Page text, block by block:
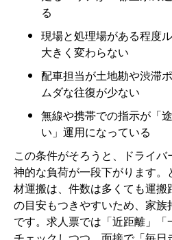
る
現場と処理場がある程度
大きく変わらない
配車担当が土地勘や渋滞
ムダな往復が少ない
無線や携帯での指示が「
い」運用になっている
この条件がそろうと、ドライ
神的な負荷が一段下がります
材運搬は、件数は多くても運
の目安もつきやすいため、家
です。求人票では「近距離」